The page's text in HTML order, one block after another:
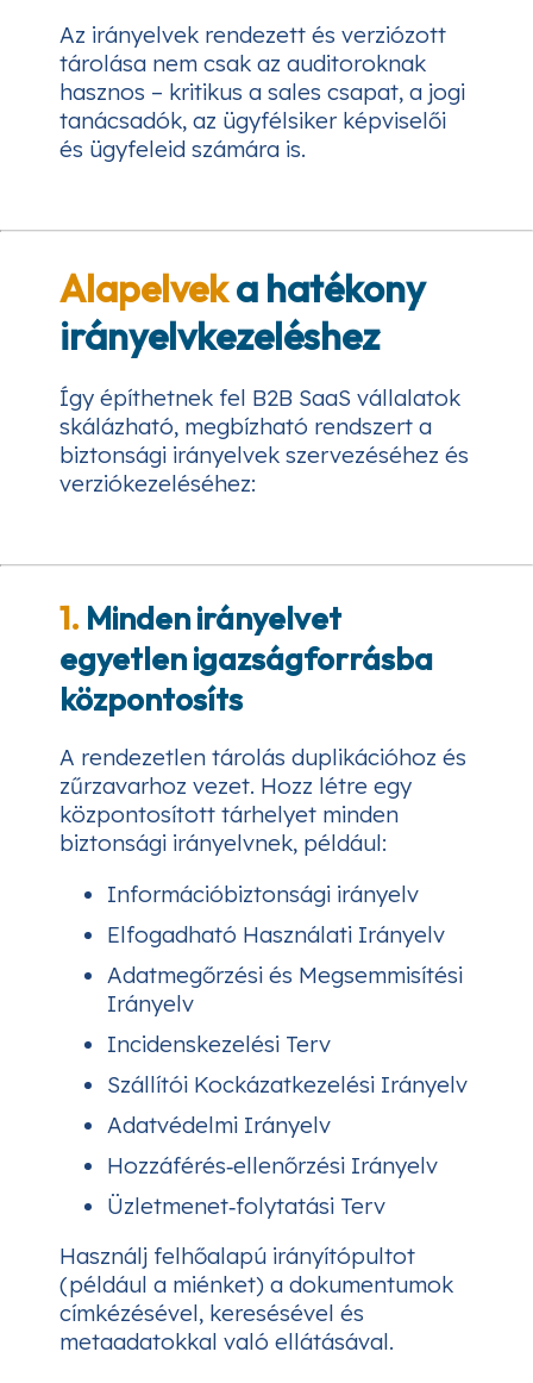
Az irányelvek rendezett és verziózott
tárolása nem csak az auditoroknak
hasznos – kritikus a sales csapat, a jogi
tanácsadók, az ügyfélsiker képviselői
és ügyfeleid számára is.
Alapelveka hatékony
irányelvkezeléshez
Így építhetnek fel B2B SaaS vállalatok
skálázható, megbízható rendszert a
biztonsági irányelvek szervezéséhez és
verziókezeléséhez:
1. Minden irányelvet
egyetlen igazságforrásba
központosíts
A rendezetlen tárolás duplikációhoz és
zűrzavarhoz vezet. Hozz létre egy
központosított tárhelyet minden
biztonsági irányelvnek, például:
Információbiztonsági irányelv
Elfogadható Használati Irányelv
Adatmegőrzési és Megsemmisítési
Irányelv
Incidenskezelési Terv
Szállítói Kockázatkezelési Irányelv
Adatvédelmi Irányelv
Hozzáférés‑ellenőrzési Irányelv
Üzletmenet‑folytatási Terv
Használj felhőalapú irányítópultot
(például a miénket) a dokumentumok
címkézésével, keresésével és
metaadatokkal való ellátásával.